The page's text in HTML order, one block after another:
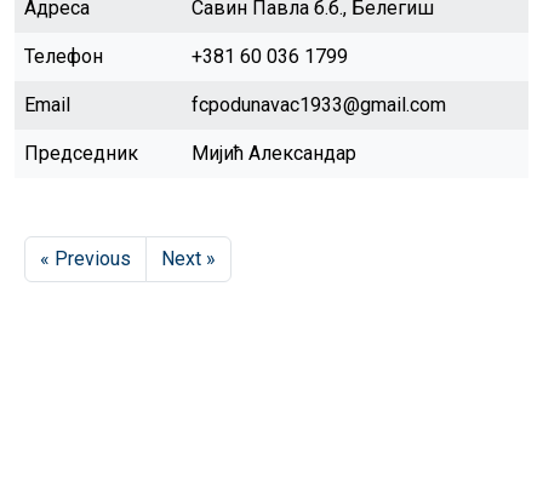
Адреса Савин Павла б.б., Белегиш
Телефон +381 60 036 1799
Email fcpodunavac1933@gmail.com
Председник Мијић Александар
« Previous Next »